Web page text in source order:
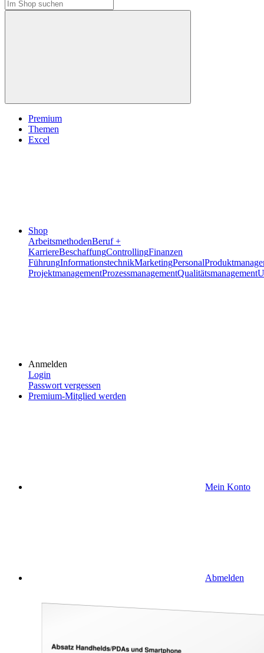
Premium
Themen
Excel
Shop
ArbeitsmethodenBeruf +
KarriereBeschaffungControllingFinanzen
FührungInformationstechnikMarketingPersonal
ProjektmanagementProzessmanagementQualitätsmanagement
Anmelden
Login
Passwort vergessen
Premium-Mitglied werden
Mein Konto
Abmelden